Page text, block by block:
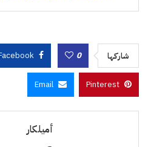
شاركها 0
Pinterest
Email
أميلكار